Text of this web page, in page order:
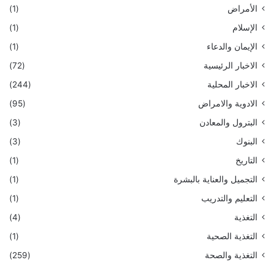
الأمراض
(1)
الإسلام
(1)
الإيمان والدعاء
(1)
الاخبار الرئيسية
(72)
الاخبار المحلية
(244)
الادوية والامراض
(95)
البترول والمعادن
(3)
البنوك
(3)
التاريخ
(1)
التجميل والعناية بالبشرة
(1)
التعليم والتدريب
(1)
التغذية
(4)
التغذية الصحية
(1)
التغذية والصحة
(259)